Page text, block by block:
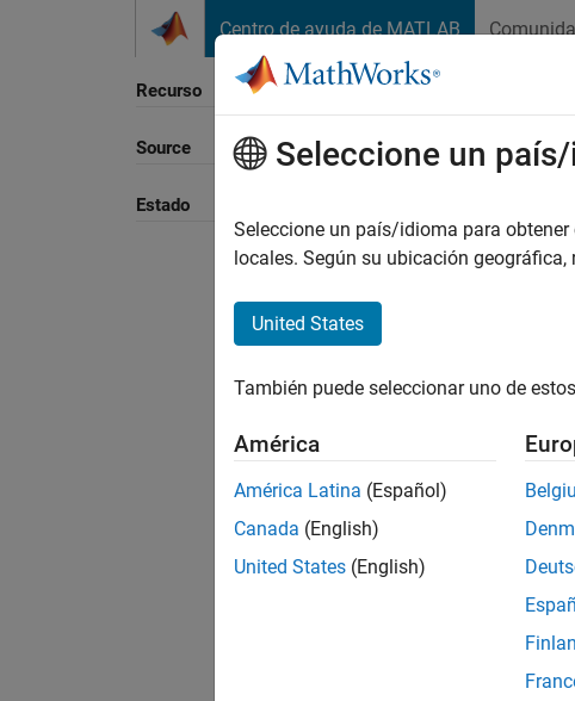
Centro de ayuda de MATLAB
Recurso
Source
Estado
Ordenar por
Seleccione un
Seleccione un país/idioma para
locales. Según su ubicación
United States
También puede seleccionar uno de
América
América Latina (Español)
Canada (English)
United States (English)